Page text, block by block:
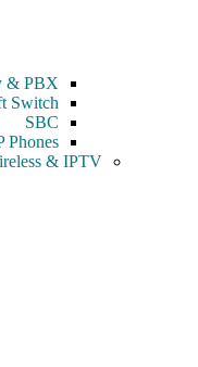
& PBX
Switch
SBC
Phones
& IPTV